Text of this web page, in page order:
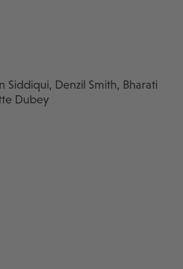
Siddiqui, Denzil Smith, Bharati
Dubey